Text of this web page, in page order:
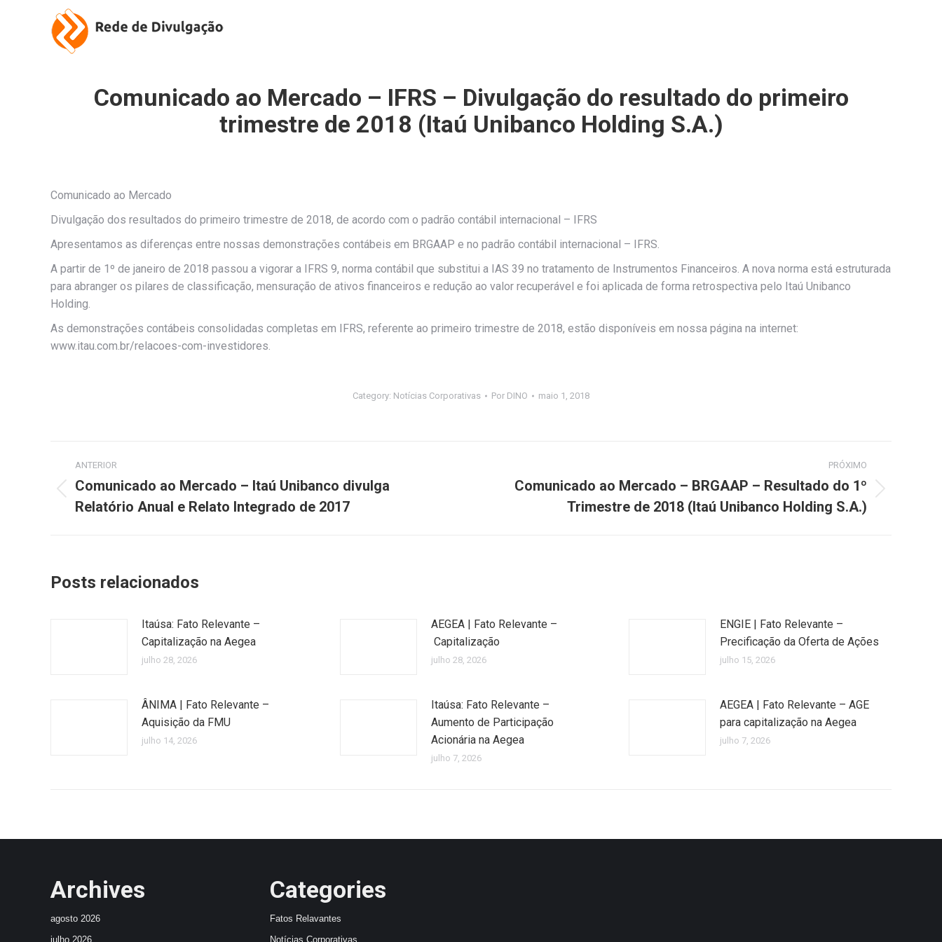
Comunicado ao Mercado – IFRS – Divulgação do resultado do primeiro
trimestre de 2018 (Itaú Unibanco Holding S.A.)
Comunicado ao Mercado
Divulgação dos resultados do primeiro trimestre de 2018, de acordo com o padrão contábil internacional – IFRS
Apresentamos as diferenças entre nossas demonstrações contábeis em BRGAAP e no padrão contábil internacional – IFRS.
A partir de 1º de janeiro de 2018 passou a vigorar a IFRS 9, norma contábil que substitui a IAS 39 no tratamento de Instrumentos Financeiros. A nova norma está estruturada
para abranger os pilares de classificação, mensuração de ativos financeiros e redução ao valor recuperável e foi aplicada de forma retrospectiva pelo Itaú Unibanco
Holding.
As demonstrações contábeis consolidadas completas em IFRS, referente ao primeiro trimestre de 2018, estão disponíveis em nossa página na internet:
www.itau.com.br/relacoes-com-investidores.
Category: Notícias Corporativas Por DINO maio 1, 2018
Navegação
de
post:
ANTERIOR
anterior:
Comunicado ao Mercado – Itaú Unibanco divulga
Relatório Anual e Relato Integrado de 2017
PRÓXIMO
Comunicado ao Mercado – BRGAAP – Resultado do 1º
Trimestre de 2018 (Itaú Unibanco Holding S.A.)
Posts relacionados
Itaúsa: Fato Relevante –
Capitalização na Aegea
julho 28, 2026
AEGEA | Fato Relevante –
Capitalização
julho 28, 2026
ENGIE | Fato Relevante –
Precificação da Oferta de Ações
julho 15, 2026
ÂNIMA | Fato Relevante –
Aquisição da FMU
julho 14, 2026
Itaúsa: Fato Relevante –
Aumento de Participação
Acionária na Aegea
julho 7, 2026
AEGEA | Fato Relevante – AGE
para capitalização na Aegea
julho 7, 2026
Archives
agosto 2026
julho 2026
Categories
Fatos Relavantes
Notícias Corporativas